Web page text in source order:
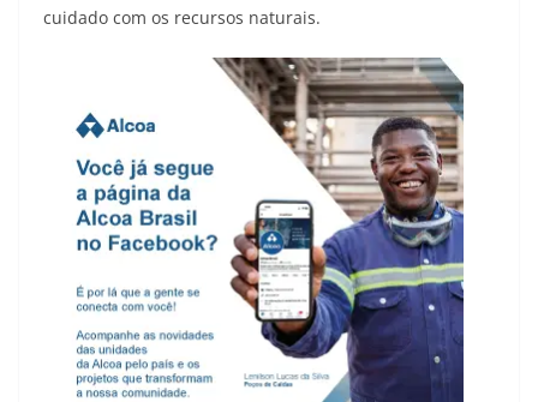
cuidado com os recursos naturais.